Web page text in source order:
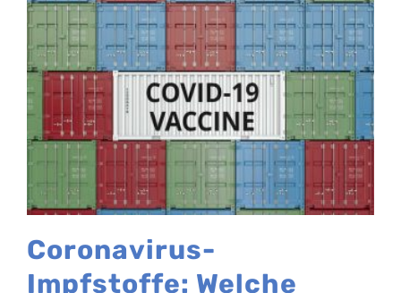
Coronavirus-
Impfstoffe: Welche